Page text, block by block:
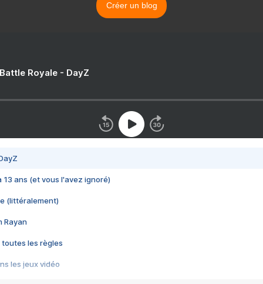
Créer un blog
Royale - DayZ
13 ans (et vous l'avez ignoré)
(littéralement)
Rayan
toutes les règles
les jeux vidéo